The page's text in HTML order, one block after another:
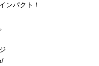
ンパクト！